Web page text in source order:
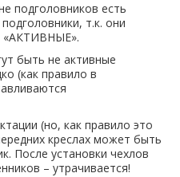
подголовников есть
т.к. они
«АКТИВНЫЕ».
быть не активные
(как правило в
(но, как правило это
креслах может быть
После установки чехлов
– утрачивается!